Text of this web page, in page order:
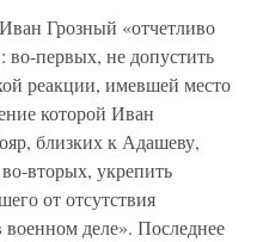
Грозный «отчетливо
во-первых, не допустить
реакции, имевшей место
которой Иван
близких к Адашеву,
вторых, укрепить
от отсутствия
военном деле». Последнее